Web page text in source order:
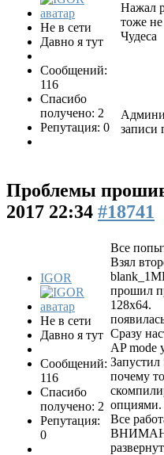
Не в сети
Давно я тут
Сообщений:
116
Спасибо
получено: 2
Репутация: 0
Нажал
тоже не
Чудеса
записи
Проблемы
2017 22:34 #18741
IGOR
Не в сети
Давно я тут
Сообщений:
116
Спасибо
получено: 2
Репутация:
0
Все
Взял
прошил
128x64.
Сразу
AP mode
почему
опциями.
Все